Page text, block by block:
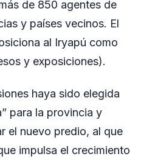
de 850 agentes de
y países vecinos. El
al Iryapú como
y exposiciones).
haya sido elegida
para la provincia y
el nuevo predio, al que
impulsa el crecimiento